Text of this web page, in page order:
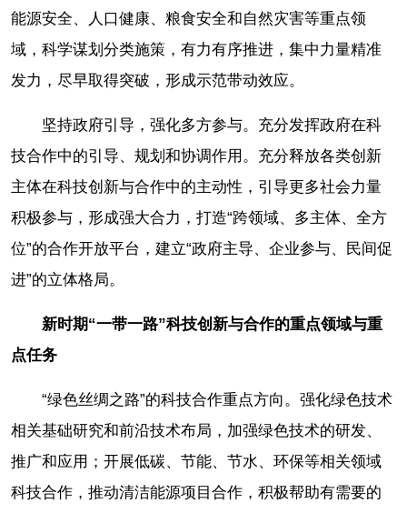
能源安全、人口健康、粮食安全和自然灾害等重点领
域，科学谋划分类施策，有力有序推进，集中力量精准
发力，尽早取得突破，形成示范带动效应。
坚持政府引导，强化多方参与。充分发挥政府在科
技合作中的引导、规划和协调作用。充分释放各类创新
主体在科技创新与合作中的主动性，引导更多社会力量
积极参与，形成强大合力，打造“跨领域、多主体、全方
位”的合作开放平台，建立“政府主导、企业参与、民间促
进”的立体格局。
新时期“一带一路”科技创新与合作的重点领域与重
点任务
“绿色丝绸之路”的科技合作重点方向。强化绿色技术
相关基础研究和前沿技术布局，加强绿色技术的研发、
推广和应用；开展低碳、节能、节水、环保等相关领域
科技合作，推动清洁能源项目合作，积极帮助有需要的